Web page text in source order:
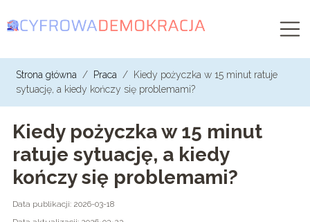
Strona główna / Praca /
Kiedy pożyczka w 15 minut ratuje
sytuację, a kiedy kończy się problemami?
Kiedy pożyczka w 15 minut
ratuje sytuację, a kiedy
kończy się problemami?
Data publikacji: 2026-03-18